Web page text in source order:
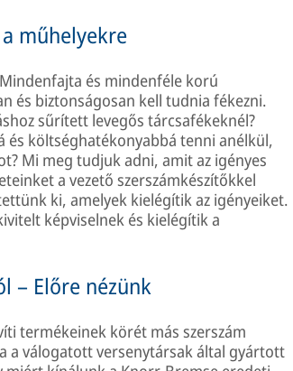
műhelyekre
és mindenféle korú
és biztonságosan kell tudnia fékezni.
sűrített levegős tárcsafékeknél?
és költséghatékonyabbá tenni anélkül,
Mi meg tudjuk adni, amit az igényes
a vezető szerszámkészítőkkel
ki, amelyek kielégítik az igényeiket.
képviselnek és kielégítik a
– Előre nézünk
termékeinek körét más szerszám
a válogatott versenytársak által gyártott